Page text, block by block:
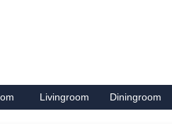
Livingroom Diningroom